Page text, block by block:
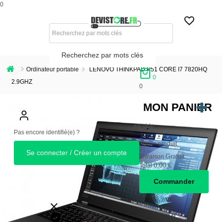
0
Recherchez par mots clés
Pas encore identifié(e) ?
Se connecter / Créer un compte
0
0
MON PANIER
est vide
Aucun produit
Livraison Gratuit
Total 0,00 €
Commander
Ordinateur portable
LENOVO THINKPAD P51 CORE I7 7820HQ
2.9GHZ